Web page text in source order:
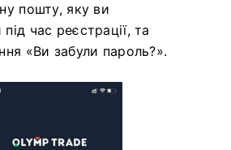
пошту, яку ви
час реєстрації, та
«Ви забули пароль?».